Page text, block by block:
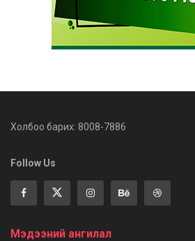
Холбоо барих: 8008-7886
Follow Us
Мэдээний ангилал